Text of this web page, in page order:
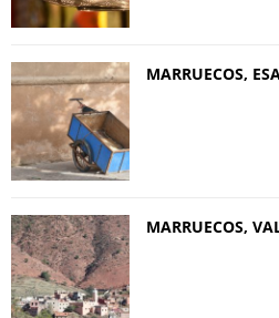
MARRUECOS,
MARRUECOS,